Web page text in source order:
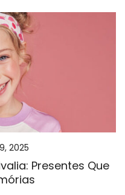
2025
Presentes Que